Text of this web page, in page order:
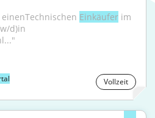
Einkäufer im
d)in
Vollzeit